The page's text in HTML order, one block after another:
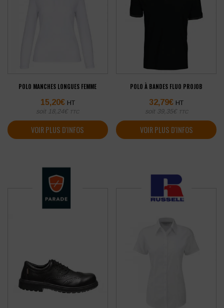
POLO MANCHES LONGUES FEMME
15,20€ HT
soit 18,24€ TTC
VOIR PLUS D'INFOS
POLO À BANDES FLUO PROJOB
32,79€ HT
soit 39,35€ TTC
VOIR PLUS D'INFOS